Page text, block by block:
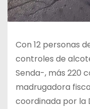
Con 12 personas
controles de
Senda-, más 220
madrugadora
coordinada por la